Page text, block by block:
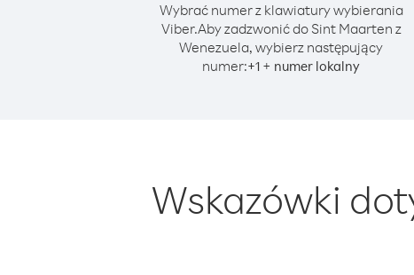
Wybrać numer z klawiatury wybierania
Viber.Aby zadzwonić do Sint Maarten z
Wenezuela, wybierz następujący
numer:+1 + numer lokalny
Wskazówki